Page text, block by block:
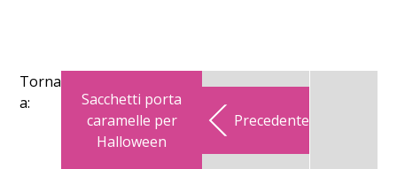
Torna
a:
Sacchetti porta
caramelle per
Halloween
Precedente